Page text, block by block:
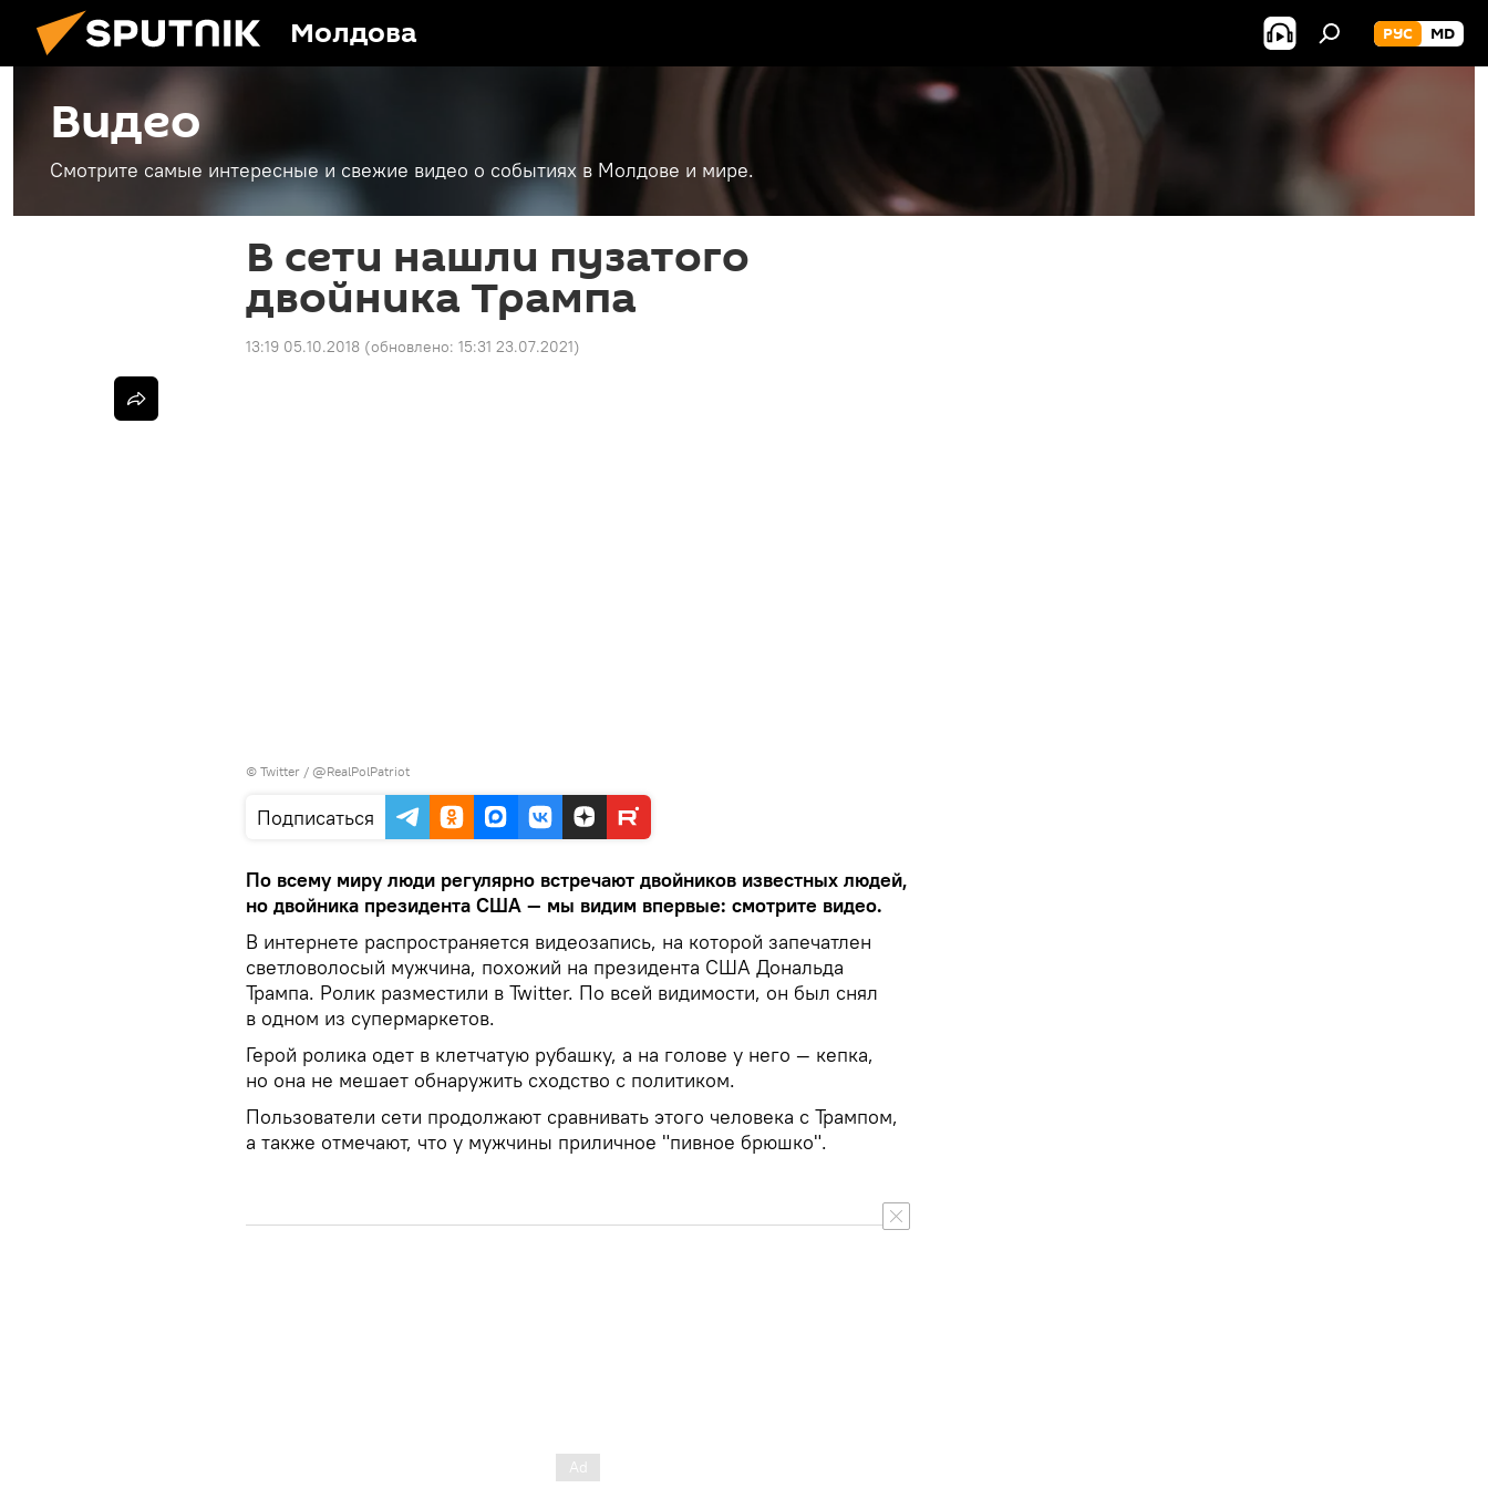
Молдова РУС MD
Видео
Смотрите самые интересные и свежие видео о событиях в Молдове и мире.
В сети нашли пузатого
двойника Трампа
13:19 05.10.2018 (обновлено: 15:31 23.07.2021)
© Twitter / @RealPolPatriot
Подписаться
По всему миру люди регулярно встречают двойников известных людей,
но двойника президента США — мы видим впервые: смотрите видео.
В интернете распространяется видеозапись, на которой запечатлен
светловолосый мужчина, похожий на президента США Дональда
Трампа. Ролик разместили в Twitter. По всей видимости, он был снял
в одном из супермаркетов.
Герой ролика одет в клетчатую рубашку, а на голове у него — кепка,
но она не мешает обнаружить сходство с политиком.
Пользователи сети продолжают сравнивать этого человека с Трампом,
а также отмечают, что у мужчины приличное "пивное брюшко".